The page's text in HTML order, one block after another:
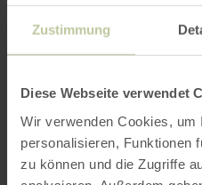
Zustimmung
Diese Webseite verwendet
Wir verwenden Cookies, um
personalisieren, Funktionen
zu können und die Zugriffe
Anfahrt von: